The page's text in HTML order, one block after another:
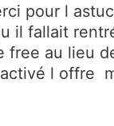
pour l
il fallait
free au lieu
l offre